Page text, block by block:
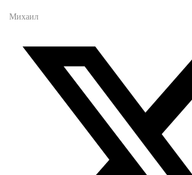
Михаил